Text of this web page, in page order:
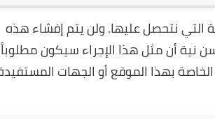
نتحصل عليها. ولن يتم إفشاء هذه
نية أن مثل هذا الإجراء سيكون
بهذا الموقع أو الجهات